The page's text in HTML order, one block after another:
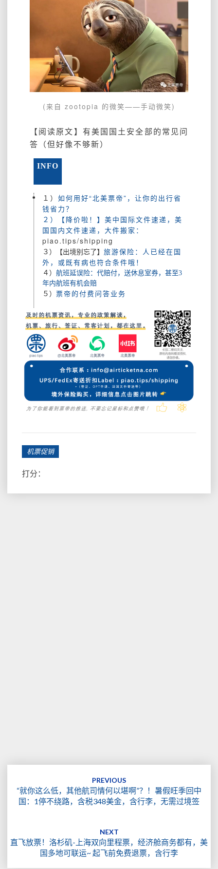
(来自 zootopia 的微笑——手动微笑)
【阅读原文】有美国国土安全部的常见问
答（但好像不够新）
INFO
１） 如何用好“北美票帝”，让你的出行省
钱省力？
２）【降价啦！】美中国际文件速递，美
国国内文件速递，大件搬家：
piao.tips/shipping
３）【出境别忘了】 旅游保险：人已经在国
外，或既有病也符合条件哦！
４） 航班延误险：代赔付，送休息室券，甚至3
年内航班有机会赔
５） 票帝的付费问答业务
机票促销
打分：
PREVIOUS
“就你这么低，其他航司情何以堪啊”？！暑假旺季回中
国：1停不绕路，含税348美金，含行李，无需过境签
NEXT
直飞放票！洛杉矶-上海双向里程票，经济舱商务都有，美
国多地可联运~ 起飞前免费退票，含行李